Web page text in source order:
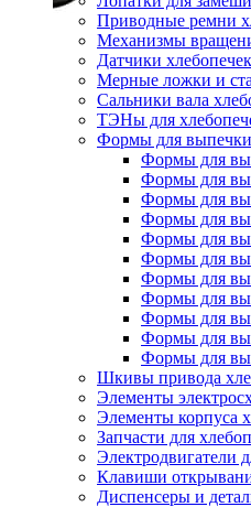
Приводные ремни
Механизмы
Датчики хлебопечек
Мерные ложки и
Сальники вала
ТЭНы для
Формы для выпечки
Формы для
Формы для
Формы для
Формы для
Формы для
Формы для
Формы для
Формы для
Формы для
Формы для
Формы для
Шкивы привода
Элементы
Элементы корпуса
Запчасти для
Электродвигатели
Клавиши
Диспенсеры и